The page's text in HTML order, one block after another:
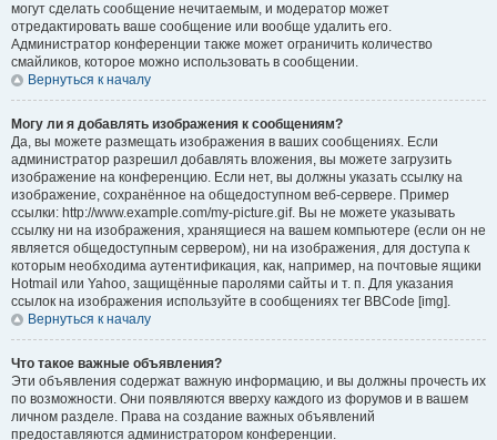
могут сделать сообщение нечитаемым, и модератор может
отредактировать ваше сообщение или вообще удалить его.
Администратор конференции также может ограничить количество
смайликов, которое можно использовать в сообщении.
Вернуться к началу
Могу ли я добавлять изображения к сообщениям?
Да, вы можете размещать изображения в ваших сообщениях. Если
администратор разрешил добавлять вложения, вы можете загрузить
изображение на конференцию. Если нет, вы должны указать ссылку на
изображение, сохранённое на общедоступном веб-сервере. Пример
ссылки: http://www.example.com/my-picture.gif. Вы не можете указывать
ссылку ни на изображения, хранящиеся на вашем компьютере (если он не
является общедоступным сервером), ни на изображения, для доступа к
которым необходима аутентификация, как, например, на почтовые ящики
Hotmail или Yahoo, защищённые паролями сайты и т. п. Для указания
ссылок на изображения используйте в сообщениях тег BBCode [img].
Вернуться к началу
Что такое важные объявления?
Эти объявления содержат важную информацию, и вы должны прочесть их
по возможности. Они появляются вверху каждого из форумов и в вашем
личном разделе. Права на создание важных объявлений
предоставляются администратором конференции.